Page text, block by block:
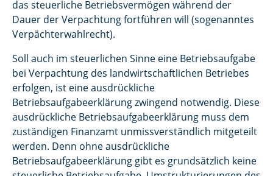
das steuerliche Betriebsvermögen während der
Dauer der Verpachtung fortführen will (sogenanntes
Verpächterwahlrecht).
Soll auch im steuerlichen Sinne eine Betriebsaufgabe
bei Verpachtung des landwirtschaftlichen Betriebes
erfolgen, ist eine ausdrückliche
Betriebsaufgabeerklärung zwingend notwendig. Diese
ausdrückliche Betriebsaufgabeerklärung muss dem
zuständigen Finanzamt unmissverständlich mitgeteilt
werden. Denn ohne ausdrückliche
Betriebsaufgabeerklärung gibt es grundsätzlich keine